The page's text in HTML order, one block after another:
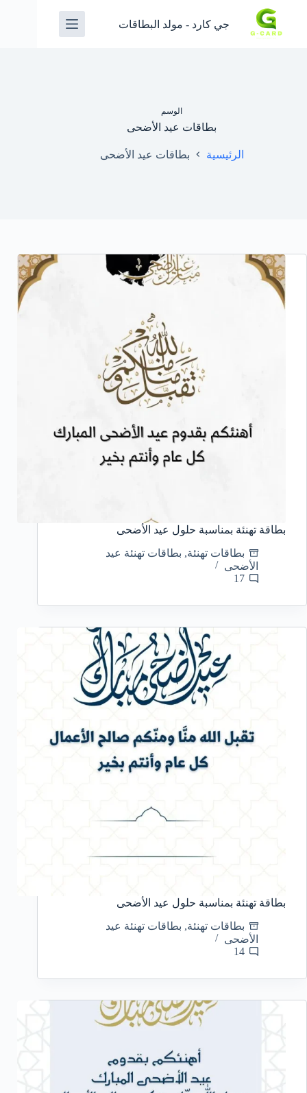
جي كارد - مولد البطاقات
الوسم
بطاقات عيد الأضحى
الرئيسية بطاقات عيد الأضحى
بطاقة تهنئة بمناسبة حلول عيد الأضحى
بطاقات تهنئة, بطاقات تهنئة عيد
الأضحى
17
بطاقة تهنئة بمناسبة حلول عيد الأضحى
بطاقات تهنئة, بطاقات تهنئة عيد
الأضحى
14